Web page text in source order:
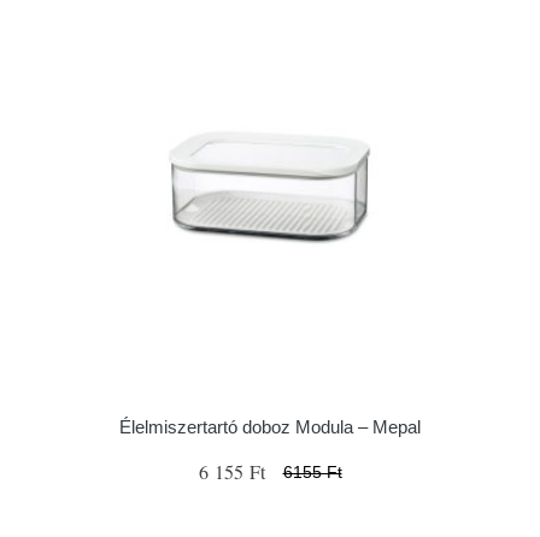
Élelmiszertartó doboz Modula – Mepal
6 155 Ft 6155 Ft